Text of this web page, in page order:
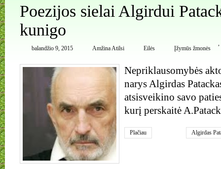
Poezijos sielai Algirdui
kunigo
balandžio 9, 2015 Amžina Atilsi
,
Eilės Įžymūs žmonės
Nepriklausomybės
narys Algirdas
atsisveikino savo
kurį perskaitė
Plačiau Algirdas